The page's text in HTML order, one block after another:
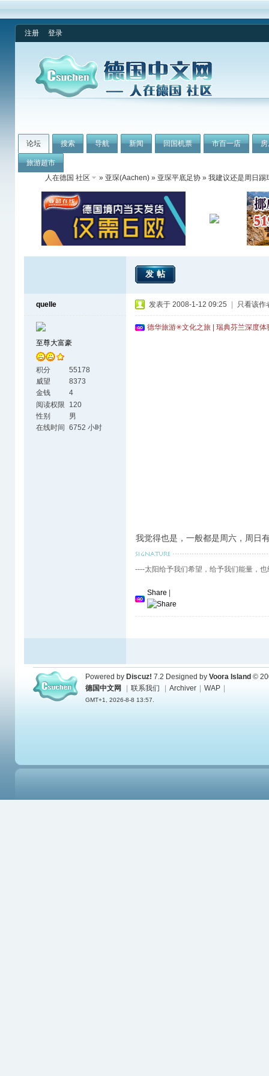
注册 登录
论坛 搜索 导航 新闻 回国机票 市百一店
旅游超市
人在德国 社区
» 亚琛(Aachen) » 亚琛平底足协 » 我建议还是周日踢
发帖
quelle
至尊大富豪
积分
55178
威望
8373
金钱
4
阅读权限
120
性别
男
在线时间
6752 小时
发表于 2008-1-12 09:25 只看该作
德华旅游✳文化之旅 | 瑞典芬兰深度
我觉得也是，一般都是周六，周日
----太阳给予我们希望，给予我们能量，
Share
Powered by Discuz! 7.2 Designed by Voora Island ©
德国中文网
联系我们 Archiver WAP
GMT+1, 2026-8-8 13:57.